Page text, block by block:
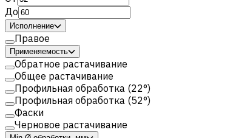
До
Исполнение
Правое
Применяемость
Обратное растачивание
Общее растачивание
Профильная обработка (22°)
Профильная обработка (52°)
Фаски
Черновое растачивание